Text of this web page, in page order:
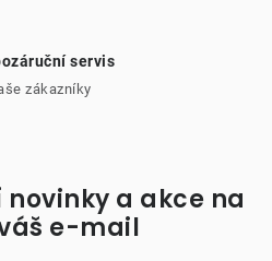
servis
zákazníky
a akce na
e-mail